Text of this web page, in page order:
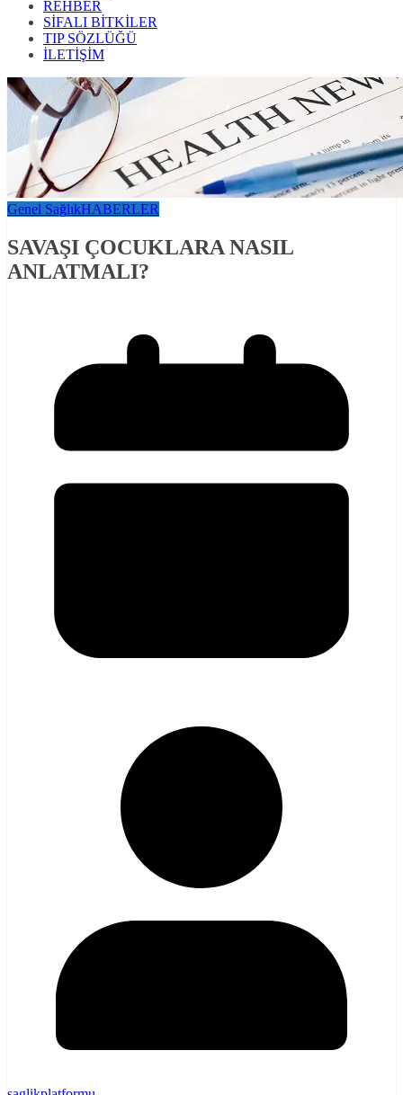
REHBER
SİFALI BİTKİLER
TIP SÖZLÜĞÜ
İLETİŞİM
Genel SağlıkHABERLER
SAVAŞI ÇOCUKLARA NASIL
ANLATMALI?